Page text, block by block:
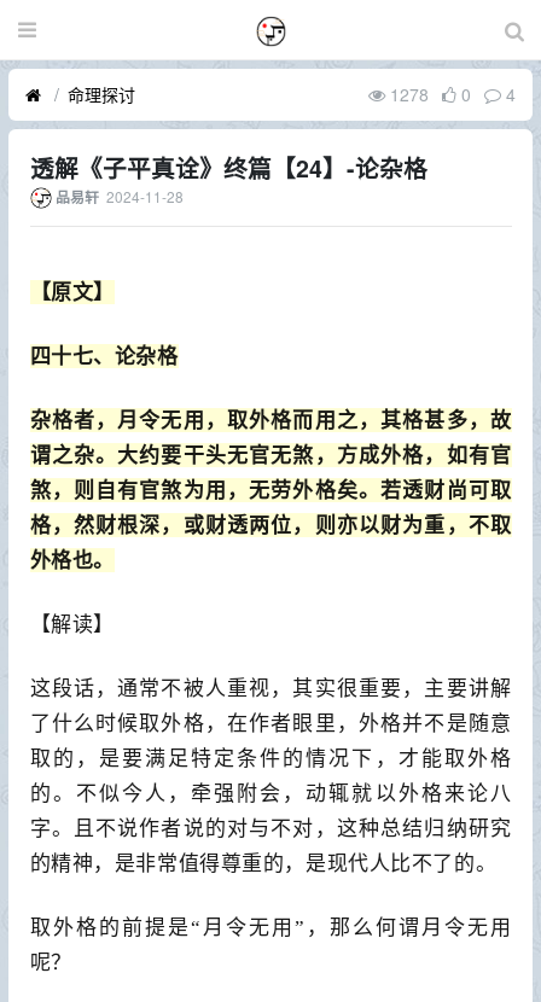
命理探讨 1278 0 4
透解《子平真诠》终篇【24】-论杂格
品易轩 2024-11-28
【原文】
四十七、论杂格
杂格者，月令无用，取外格而用之，其格甚多，故
谓之杂。大约要干头无官无煞，方成外格，如有官
煞，则自有官煞为用，无劳外格矣。若透财尚可取
格，然财根深，或财透两位，则亦以财为重，不取
外格也。
【解读】
这段话，通常不被人重视，其实很重要，主要讲解
了什么时候取外格，在作者眼里，外格并不是随意
取的，是要满足特定条件的情况下，才能取外格
的。不似今人，牵强附会，动辄就以外格来论八
字。且不说作者说的对与不对，这种总结归纳研究
的精神，是非常值得尊重的，是现代人比不了的。
取外格的前提是“月令无用”，那么何谓月令无用
呢？